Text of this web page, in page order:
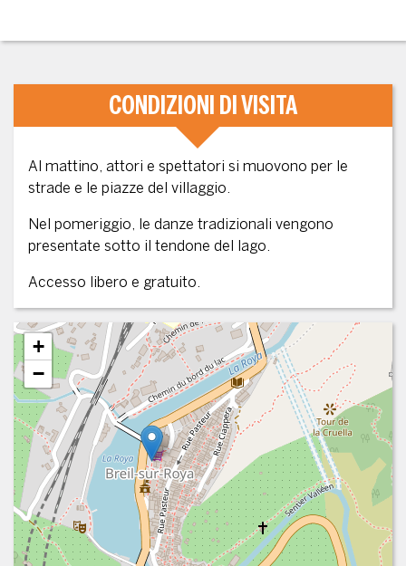
CONDIZIONI DI VISITA
Al mattino, attori e spettatori si muovono per le
strade e le piazze del villaggio.
Nel pomeriggio, le danze tradizionali vengono
presentate sotto il tendone del lago.
Accesso libero e gratuito.
+
−